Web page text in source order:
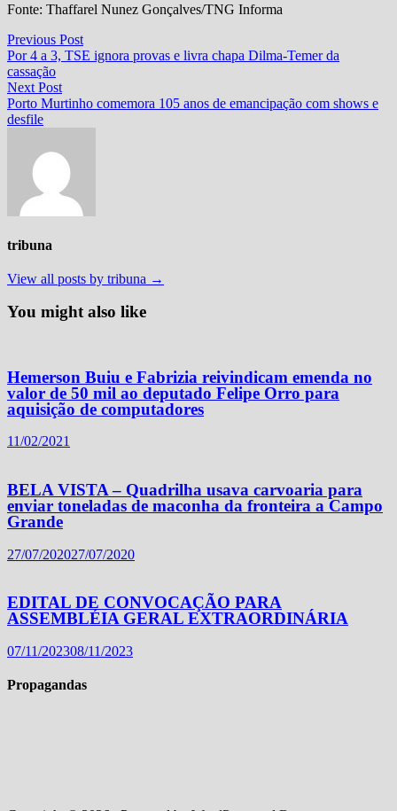
Fonte: Thaffarel Nunez Gonçalves/TNG Informa
Navegação
de
Post
Previous PostPrevious
post:
Por 4 a 3, TSE ignora provas e livra chapa Dilma-Temer da
cassação
Next PostNext
post:
Porto Murtinho comemora 105 anos de emancipação com shows e
desfile
tribuna
View all posts by tribuna →
You might also like
Hemerson Buiu e Fabrizia reivindicam emenda no
valor de 50 mil ao deputado Felipe Orro para
aquisição de computadores
11/02/2021
BELA VISTA – Quadrilha usava carvoaria para
enviar toneladas de maconha da fronteira a Campo
Grande
27/07/202027/07/2020
EDITAL DE CONVOCAÇÃO PARA
ASSEMBLÉIA GERAL EXTRAORDINÁRIA
07/11/202308/11/2023
Propagandas